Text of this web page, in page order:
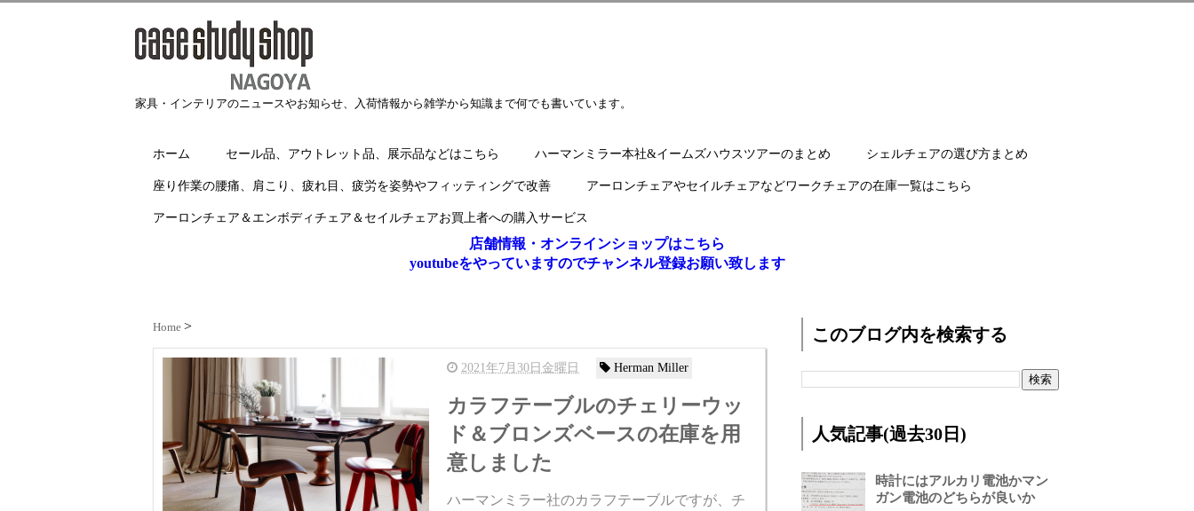
家具・インテリアのニュースやお知らせ、入荷情報から雑学から知識まで何でも書いています。
ホーム セール品、アウトレット品、展示品などはこちら ハーマンミラー本社&イームズハウスツアーのまとめ シェルチェアの選び方まとめ
座り作業の腰痛、肩こり、疲れ目、疲労を姿勢やフィッティングで改善 アーロンチェアやセイルチェアなどワークチェアの在庫一覧はこちら
アーロンチェア＆エンボディチェア＆セイルチェアお買上者への購入サービス
店舗情報・オンラインショップはこちら
youtubeをやっていますのでチャンネル登録お願い致します
Home
2021年7月30日金曜日 Herman Miller
カラフテーブルのチェリーウッ
ド＆ブロンズベースの在庫を用
意しました
ハーマンミラー社のカラフテーブルですが、チ
このブログ内を検索する
人気記事(過去30日)
時計にはアルカリ電池かマン
ガン電池のどちらが良いか